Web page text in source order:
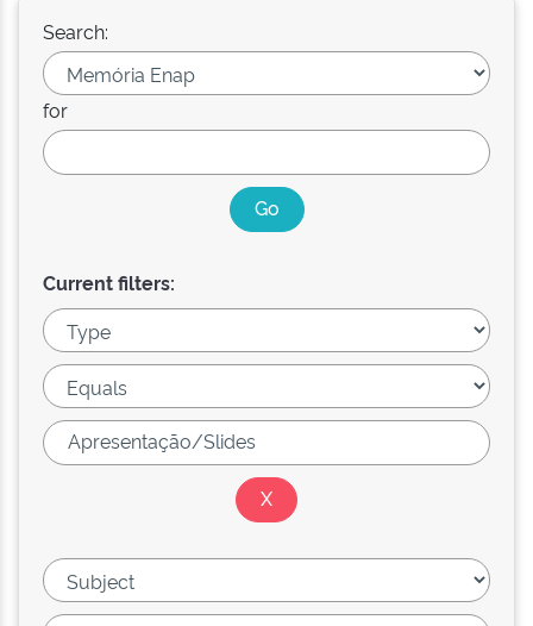
Search:
for
Current filters: